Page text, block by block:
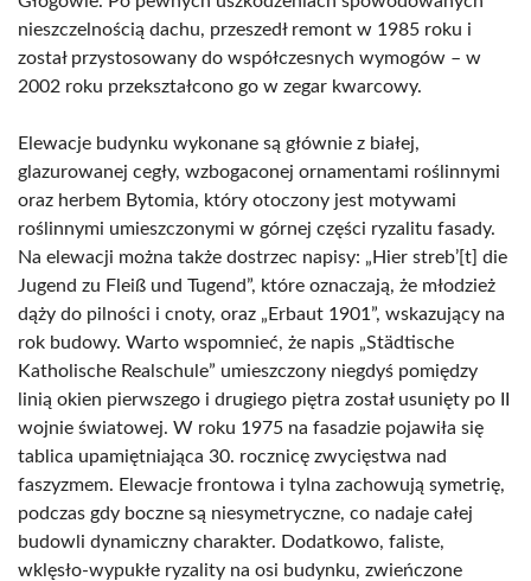
nieszczelnością dachu, przeszedł remont w 1985 roku i
został przystosowany do współczesnych wymogów – w
2002 roku przekształcono go w zegar kwarcowy.
Elewacje budynku wykonane są głównie z białej,
glazurowanej cegły, wzbogaconej ornamentami roślinnymi
oraz herbem Bytomia, który otoczony jest motywami
roślinnymi umieszczonymi w górnej części ryzalitu fasady.
Na elewacji można także dostrzec napisy: „Hier streb’[t] die
Jugend zu Fleiß und Tugend”, które oznaczają, że młodzież
dąży do pilności i cnoty, oraz „Erbaut 1901”, wskazujący na
rok budowy. Warto wspomnieć, że napis „Städtische
Katholische Realschule” umieszczony niegdyś pomiędzy
linią okien pierwszego i drugiego piętra został usunięty po II
wojnie światowej. W roku 1975 na fasadzie pojawiła się
tablica upamiętniająca 30. rocznicę zwycięstwa nad
faszyzmem. Elewacje frontowa i tylna zachowują symetrię,
podczas gdy boczne są niesymetryczne, co nadaje całej
budowli dynamiczny charakter. Dodatkowo, faliste,
wklęsło-wypukłe ryzality na osi budynku, zwieńczone